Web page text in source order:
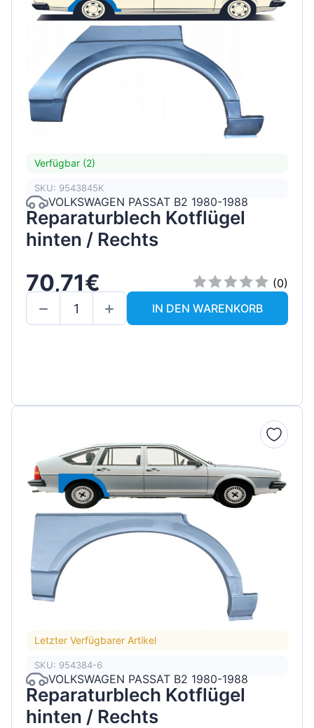
Verfügbar (2)
SKU: 9543845K
VOLKSWAGEN PASSAT B2 1980-1988
Reparaturblech Kotflügel
hinten / Rechts
70,71€
(0)
IN DEN WARENKORB
Letzter Verfügbarer Artikel
SKU: 954384-6
VOLKSWAGEN PASSAT B2 1980-1988
Reparaturblech Kotflügel
hinten / Rechts